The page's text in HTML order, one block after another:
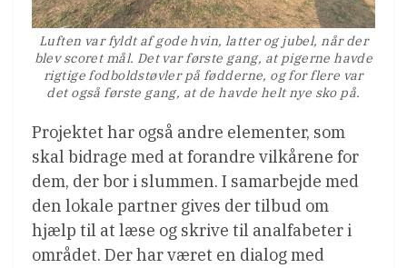
Luften var fyldt af gode hvin, latter og jubel, når der
blev scoret mål. Det var første gang, at pigerne havde
rigtige fodboldstøvler på fødderne, og for flere var
det også første gang, at de havde helt nye sko på.
Projektet har også andre elementer, som
skal bidrage med at forandre vilkårene for
dem, der bor i slummen. I samarbejde med
den lokale partner gives der tilbud om
hjælp til at læse og skrive til analfabeter i
området. Der har været en dialog med